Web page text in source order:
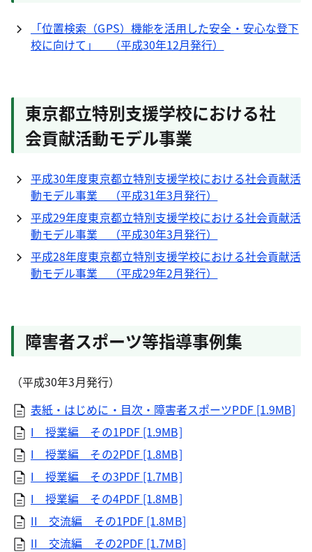
「位置検索（GPS）機能を活用した安全・安心な登下
校に向けて」 （平成30年12月発行）
東京都立特別支援学校における社
会貢献活動モデル事業
平成30年度東京都立特別支援学校における社会貢献活
動モデル事業 （平成31年3月発行）
平成29年度東京都立特別支援学校における社会貢献活
動モデル事業 （平成30年3月発行）
平成28年度東京都立特別支援学校における社会貢献活
動モデル事業 （平成29年2月発行）
障害者スポーツ等指導事例集
（平成30年3月発行）
表紙・はじめに・目次・障害者スポーツPDF [1.9MB]
I 授業編 その1PDF [1.9MB]
I 授業編 その2PDF [1.8MB]
I 授業編 その3PDF [1.7MB]
I 授業編 その4PDF [1.8MB]
II 交流編 その1PDF [1.8MB]
II 交流編 その2PDF [1.7MB]